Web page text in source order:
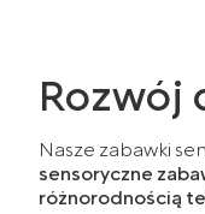
Rozwój
Nasze zabawki
sensoryczne
różnorodnością